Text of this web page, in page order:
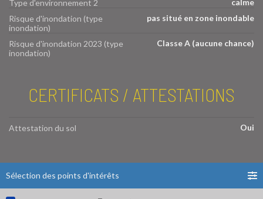
Type d'environnement 2
calme
Risque d'inondation (type
inondation)
pas situé en zone inondable
Risque d'inondation 2023 (type
inondation)
Classe A (aucune chance)
CERTIFICATS / ATTESTATIONS
Attestation du sol Oui
Sélection des points d'intérêts